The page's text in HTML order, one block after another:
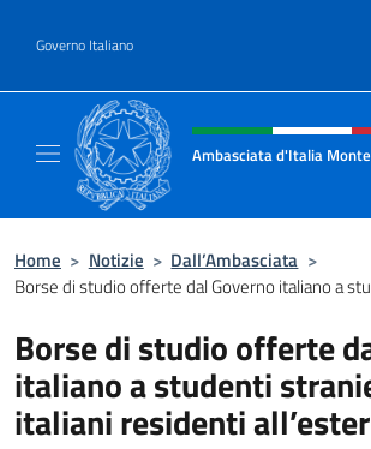
Governo Italiano
Intestazione sito,
Ambasciata d'Italia
Home > Notizie > Dall’Ambasciata >
Borse di studio offerte dal Governo italiano a
Borse di studio offerte
italiano a studenti
italiani residenti